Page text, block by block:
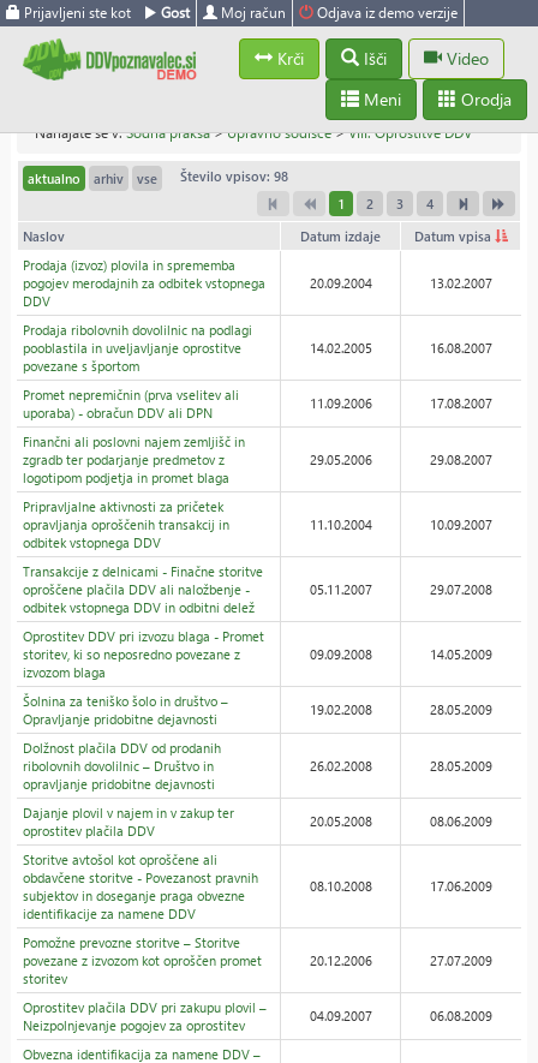
Prijavljeni ste kot Gost Moj račun Odjava iz demo verzije
Krči Išči
Video
Orodja
Meni
Nahajate se v:Sodna praksa>Upravno sodišče>VIII. Oprostitve DDV
aktualno arhiv vse
Število vpisov: 98
1
2 3 4
Naslov Datum izdaje
Datum vpisa
Prodaja (izvoz) plovila in sprememba
pogojev merodajnih za odbitek vstopnega
DDV
20.09.2004 13.02.2007
Prodaja ribolovnih dovolilnic na podlagi
pooblastila in uveljavljanje oprostitve
povezane s športom
14.02.2005 16.08.2007
Promet nepremičnin (prva vselitev ali
uporaba) - obračun DDV ali DPN
11.09.2006 17.08.2007
Finančni ali poslovni najem zemljišč in
zgradb ter podarjanje predmetov z
logotipom podjetja in promet blaga
29.05.2006 29.08.2007
Pripravljalne aktivnosti za pričetek
opravljanja oproščenih transakcij in
odbitek vstopnega DDV
11.10.2004 10.09.2007
Transakcije z delnicami - Finačne storitve
oproščene plačila DDV ali naložbenje -
odbitek vstopnega DDV in odbitni delež
05.11.2007 29.07.2008
Oprostitev DDV pri izvozu blaga - Promet
storitev, ki so neposredno povezane z
izvozom blaga
09.09.2008 14.05.2009
Šolnina za teniško šolo in društvo –
Opravljanje pridobitne dejavnosti
19.02.2008 28.05.2009
Dolžnost plačila DDV od prodanih
ribolovnih dovolilnic – Društvo in
opravljanje pridobitne dejavnosti
26.02.2008 28.05.2009
Dajanje plovil v najem in v zakup ter
oprostitev plačila DDV
20.05.2008 08.06.2009
Storitve avtošol kot oproščene ali
obdavčene storitve - Povezanost pravnih
subjektov in doseganje praga obvezne
identifikacije za namene DDV
08.10.2008 17.06.2009
Pomožne prevozne storitve – Storitve
povezane z izvozom kot oproščen promet
storitev
20.12.2006 27.07.2009
Oprostitev plačila DDV pri zakupu plovil –
Neizpolnjevanje pogojev za oprostitev
04.09.2007 06.08.2009
Obvezna identifikacija za namene DDV –